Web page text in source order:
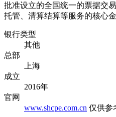
批准设立的全国统一的票据交
托管、清算结算等服务的核心
银行类型
其他
总部
上海
成立
2016年
官网
www.shcpe.com.cn 仅供参